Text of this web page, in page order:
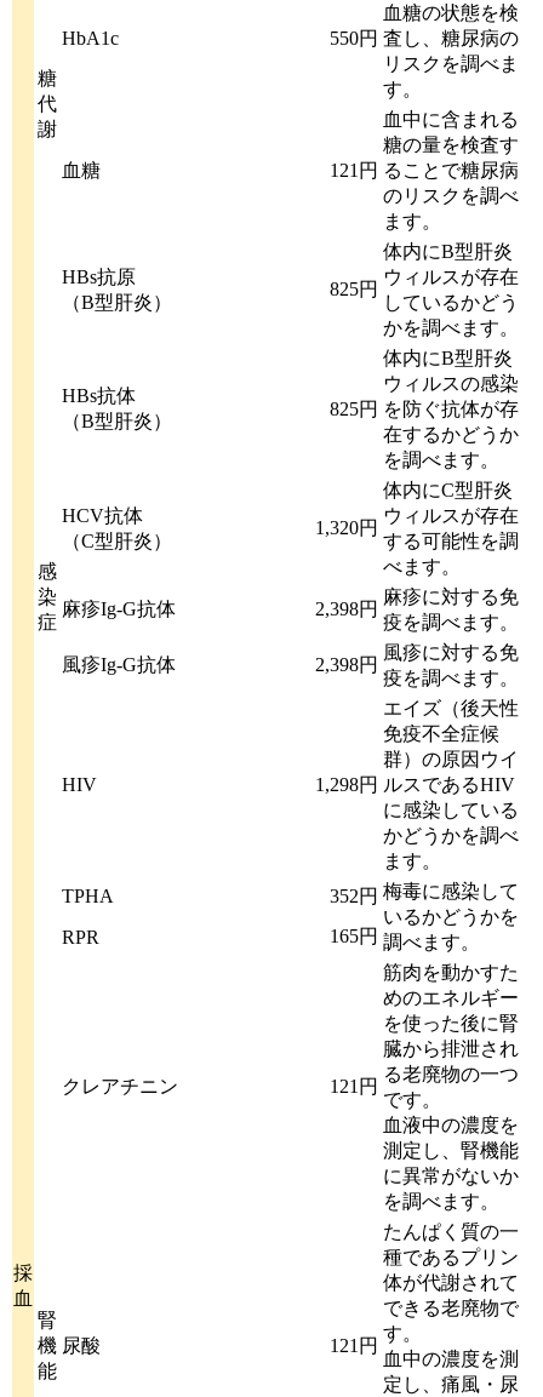
採
血
糖
代
謝
HbA1c 550円
血糖の状態を検
査し、糖尿病の
リスクを調べま
す。
血糖 121円
血中に含まれる
糖の量を検査す
ることで糖尿病
のリスクを調べ
ます。
感
染
症
HBs抗原
（B型肝炎）
825円
体内にB型肝炎
ウィルスが存在
しているかどう
かを調べます。
HBs抗体
（B型肝炎）
825円
体内にB型肝炎
ウィルスの感染
を防ぐ抗体が存
在するかどうか
を調べます。
HCV抗体
（C型肝炎）
1,320円
体内にC型肝炎
ウィルスが存在
する可能性を調
べます。
麻疹Ig-G抗体 2,398円
麻疹に対する免
疫を調べます。
風疹Ig-G抗体 2,398円
風疹に対する免
疫を調べます。
HIV 1,298円
エイズ（後天性
免疫不全症候
群）の原因ウイ
ルスであるHIV
に感染している
かどうかを調べ
ます。
TPHA
352円 梅毒に感染して
いるかどうかを
調べます。
RPR 165円
腎
機
能
クレアチニン 121円
筋肉を動かすた
めのエネルギー
を使った後に腎
臓から排泄され
る老廃物の一つ
です。
血液中の濃度を
測定し、腎機能
に異常がないか
を調べます。
尿酸 121円
たんぱく質の一
種であるプリン
体が代謝されて
できる老廃物で
す。
血中の濃度を測
定し、痛風・尿